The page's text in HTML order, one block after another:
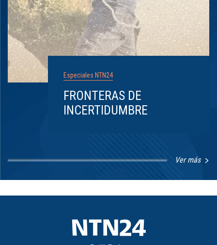
Especiales NTN24
FRONTERAS DE
INCERTIDUMBRE
Ver más
1
8